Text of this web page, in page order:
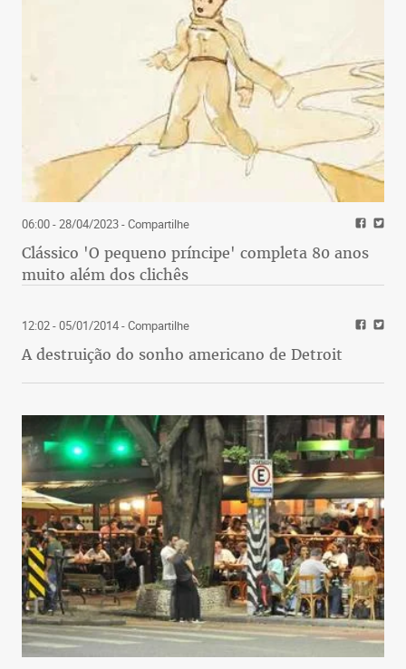
06:00 - 28/04/2023- Compartilhe
Clássico 'O pequeno príncipe' completa 80 anos
muito além dos clichês
12:02 - 05/01/2014- Compartilhe
A destruição do sonho americano de Detroit